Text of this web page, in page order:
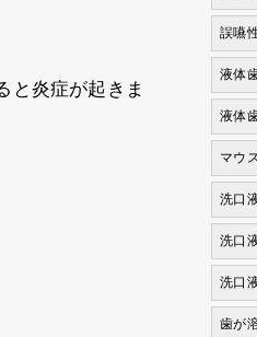
と炎症が起きま
誤嚥
液体
液体
マウ
洗口
洗口
洗口
歯が